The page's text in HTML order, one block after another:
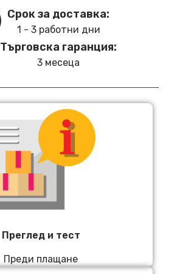
Срок за доставка:
1 - 3 работни дни
Търговска гаранция:
3 месеца
Преглед и тест
Преди плащане